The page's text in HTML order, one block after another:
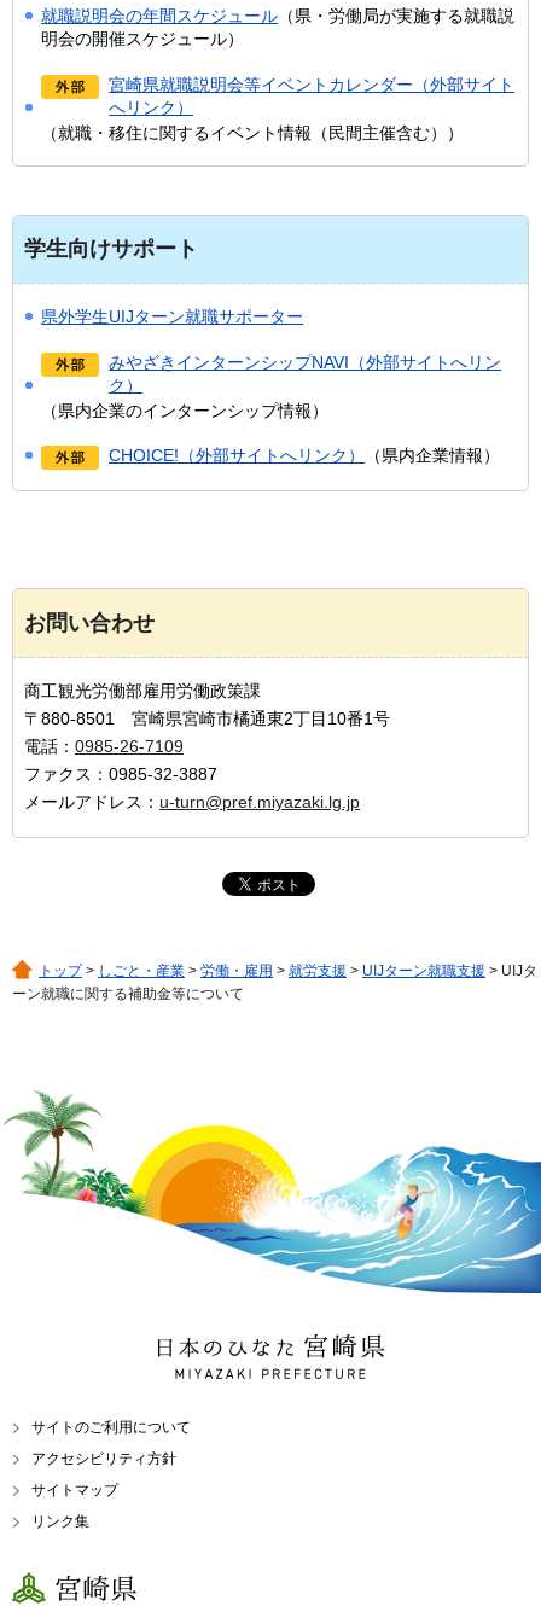
就職説明会の年間スケジュール （県・労働局が実施する就職説
明会の開催スケジュール）
宮崎県就職説明会等イベントカレンダー（外部サイト
へリンク）
（就職・移住に関するイベント情報（民間主催含む））
学生向けサポート
県外学生UIJターン就職サポーター
みやざきインターンシップNAVI（外部サイトへリン
ク）
（県内企業のインターンシップ情報）
CHOICE!（外部サイトへリンク） （県内企業情報）
お問い合わせ
商工観光労働部雇用労働政策課
〒880-8501 宮崎県宮崎市橘通東2丁目10番1号
電話： 0985-26-7109
ファクス：0985-32-3887
メールアドレス： u-turn@pref.miyazaki.lg.jp
トップ> しごと・産業 > 労働・雇用 > 就労支援 > UIJターン就職支援 > UIJタ
ーン就職に関する補助金等について
日本のひなた 宮崎県
MIYAZAKI PREFECTURE
サイトのご利用について
アクセシビリティ方針
サイトマップ
リンク集
宮崎県